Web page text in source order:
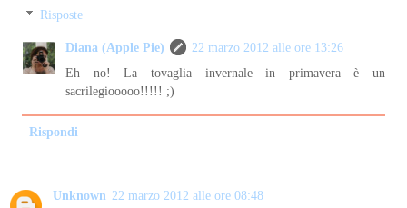
Risposte
Diana (Apple Pie)
22 marzo 2012 alle ore 13:26
Eh no! La tovaglia invernale in primavera è un
sacrilegiooooo!!!!! ;)
Rispondi
Unknown 22 marzo 2012 alle ore 08:48